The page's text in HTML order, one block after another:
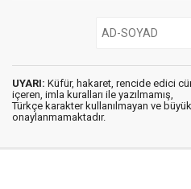
UYARI: Küfür, hakaret, rencide edici
içeren, imla kuralları ile yazılmamış,
Türkçe karakter kullanılmayan ve
onaylanmamaktadır.